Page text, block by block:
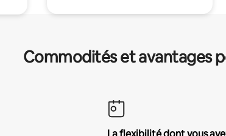
Commodités et avantages